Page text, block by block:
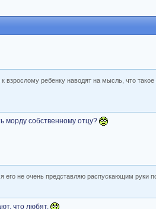
взрослому ребенку наводят на мысль, что
морду собственному отцу?
его не очень представляю распускающим руки
что любят.